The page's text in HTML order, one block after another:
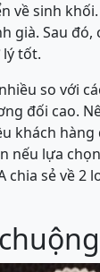
về sinh
già. Sau
tốt.
so với
đối cao.
khách
nếu lựa
sẻ về 2